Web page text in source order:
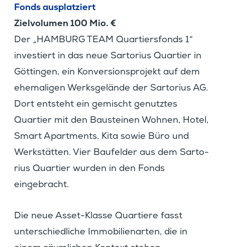
Fonds ausplat­ziert
Zielvo­lumen 100 Mio. €
Der „HAMBURG TEAM Quartiers­fonds 1“
inves­tiert in das neue Sarto­rius Quartier in
Göttingen, ein Konver­si­ons­pro­jekt auf dem
ehema­ligen Werks­ge­lände der Sarto­rius AG.
Dort entsteht ein gemischt genutztes
Quartier mit den Bausteinen Wohnen, Hotel,
Smart Apart­ments, Kita sowie Büro und
Werkstätten. Vier Baufelder aus dem Sarto­
rius Quartier wurden in den Fonds
eingebracht.
Die neue Asset-Klasse Quartiere fasst
unter­schied­liche Immobi­li­en­arten, die in